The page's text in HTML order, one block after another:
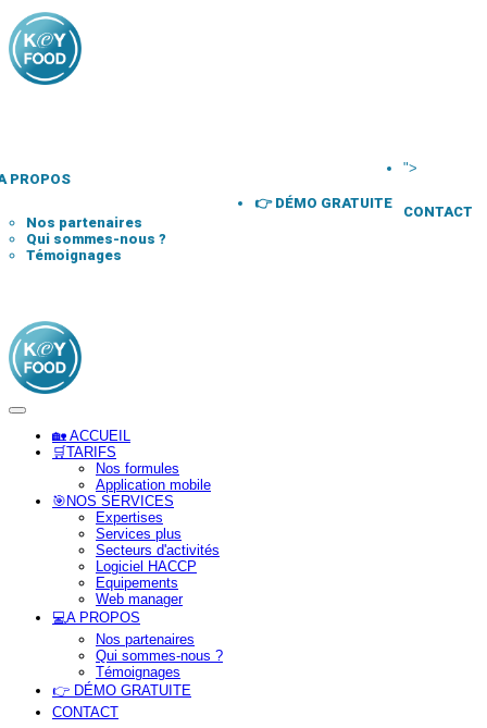
PROPOS
Nos partenaires
Qui sommes-nous ?
Témoignages
👉 DÉMO GRATUITE
">
CONTACT
🏡 ACCUEIL
🛒TARIFS
Nos formules
Application mobile
🎯NOS SERVICES
Expertises
Services plus
Secteurs d'activités
Logiciel HACCP
Equipements
Web manager
💻A PROPOS
Nos partenaires
Qui sommes-nous ?
Témoignages
👉 DÉMO GRATUITE
CONTACT